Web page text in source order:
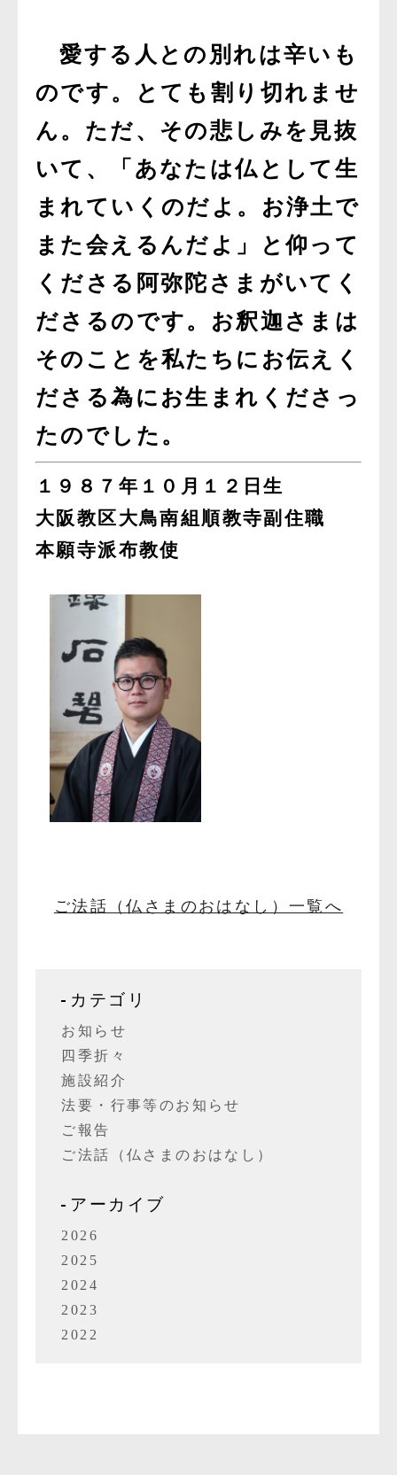
愛する人との別れは辛いも
のです。とても割り切れませ
ん。ただ、その悲しみを見抜
いて、「あなたは仏として生
まれていくのだよ。お浄土で
また会えるんだよ」と仰って
くださる阿弥陀さまがいてく
ださるのです。お釈迦さまは
そのことを私たちにお伝えく
ださる為にお生まれくださっ
たのでした。
１９８７年１０月１２日生
大阪教区大鳥南組順教寺副住職
本願寺派布教使
ご法話（仏さまのおはなし）一覧へ
カテゴリ
お知らせ
四季折々
施設紹介
法要・行事等のお知らせ
ご報告
ご法話（仏さまのおはなし）
アーカイブ
2026
2025
2024
2023
2022